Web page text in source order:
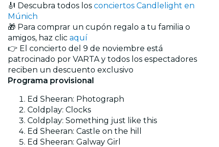
🎻 Descubra todos los conciertos Candlelight en
Múnich
🎁 Para comprar un cupón regalo a tu familia o
amigos, haz clic aquí
👉 El concierto del 9 de noviembre está
patrocinado por VARTA y todos los espectadores
reciben un descuento exclusivo
Programa provisional
Ed Sheeran: Photograph
Coldplay: Clocks
Coldplay: Something just like this
Ed Sheeran: Castle on the hill
Ed Sheeran: Galway Girl